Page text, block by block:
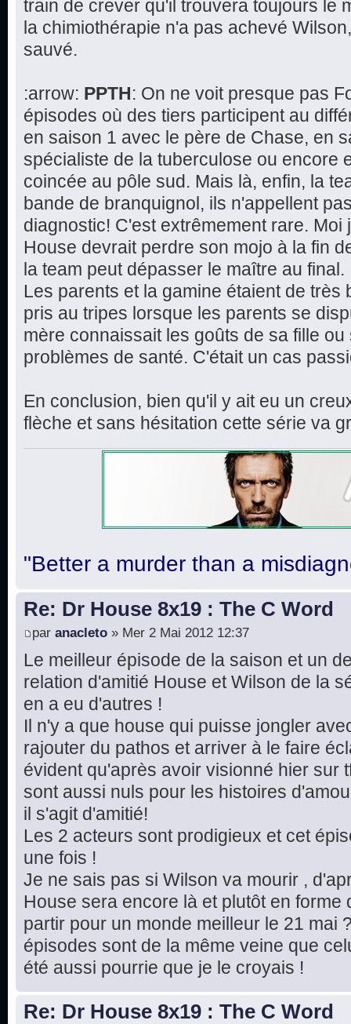
train de crever qu'il trouvera toujours le
la chimiothérapie n'a pas achevé
sauvé.
:arrow: PPTH: On ne voit presque pas
épisodes où des tiers participent au
en saison 1 avec le père de Chase, en
spécialiste de la tuberculose ou encore
coincée au pôle sud. Mais là, enfin, la
bande de branquignol, ils n'appellent
diagnostic! C'est extrêmement rare. Moi
House devrait perdre son mojo à la fin
la team peut dépasser le maître au final.
Les parents et la gamine étaient de très
pris au tripes lorsque les parents se
mère connaissait les goûts de sa fille
problèmes de santé. C'était un cas
En conclusion, bien qu'il y ait eu un
flèche et sans hésitation cette série va
"Better a murder than a
Re: Dr House 8x19 : The C Word
par anacleto » Mer 2 Mai 2012 12:37
Le meilleur épisode de la saison et un
relation d'amitié House et Wilson de la
en a eu d'autres !
Il n'y a que house qui puisse jongler
rajouter du pathos et arriver à le faire
évident qu'après avoir visionné hier sur
sont aussi nuls pour les histoires
il s'agit d'amitié!
Les 2 acteurs sont prodigieux et cet
une fois !
Je ne sais pas si Wilson va mourir ,
House sera encore là et plutôt en forme
partir pour un monde meilleur le 21 mai
épisodes sont de la même veine que
été aussi pourrie que je le croyais !
Re: Dr House 8x19 : The C Word